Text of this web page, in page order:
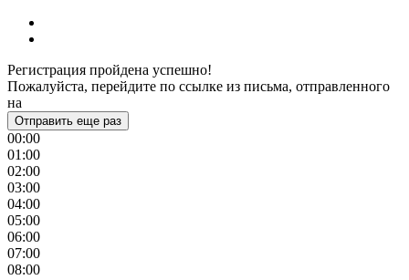
Регистрация пройдена успешно!
Пожалуйста, перейдите по ссылке из письма, отправленного
на
Отправить еще раз
00:00
01:00
02:00
03:00
04:00
05:00
06:00
07:00
08:00